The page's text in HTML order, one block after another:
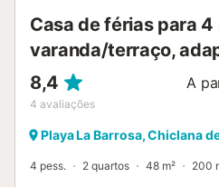
Casa de férias para 4
varanda/terraço,
8,4
4 avaliações
A
Playa La Barrosa, Chiclana
4 pess. 2 quartos 48 m² 200